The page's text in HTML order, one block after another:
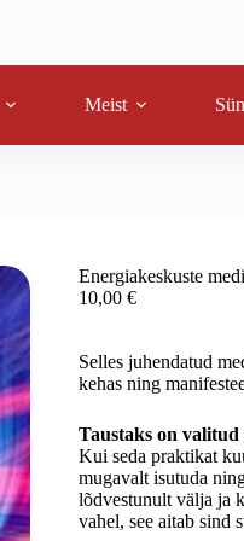
Meist
Energiakeskuste
10,00 €
Selles juhendatud
kehas ning
Taustaks on
Kui seda praktikat
mugavalt isutuda
lõdvestunult välja ja
vahel, see aitab sind